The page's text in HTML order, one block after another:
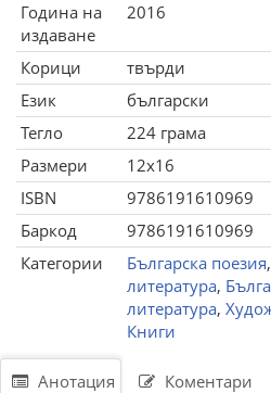
Година на
издаване
2016
Корици
твърди
Език
български
Тегло
224 грама
Размери
12x16
ISBN
9786191610969
Баркод
9786191610969
Категории
Българска поезия,
литература,
литература,
Книги
Анотация Коментари